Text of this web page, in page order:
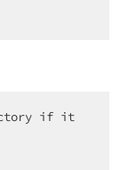
if it